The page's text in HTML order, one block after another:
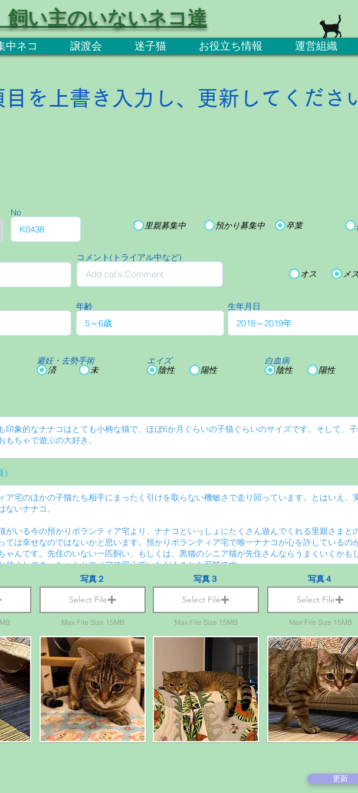
中ネコ 譲渡会 迷子猫 お役立ち情報 運営組織
い主のいないネコ達
を上書き入力し、更新してくださ
No
里親募集中 預かり募集中 卒業
コメント(トライアル中など)
オス メス
年齢 生年月日
避妊・去勢手術
済
未
エイズ
陰性
陽性
白血病
陰性
陽性
写真２
Select File
Max File Size 15MB
写真３
Select File
Max File Size 15MB
写真４
Select File
Max File Size 15MB
更新